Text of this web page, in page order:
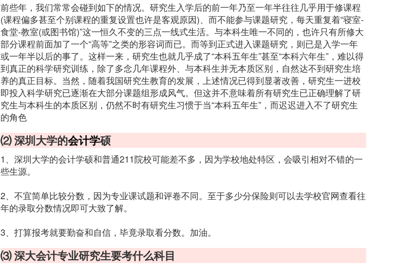
前些年，我们常常会碰到如下的情况。研究生入学后的前一年乃至一年半往往几乎用于修课程
(课程偏多甚至个别课程的重复设置也许是客观原因)、而不能参与课题研究，每天重复着“寝室-
食堂-教室(或图书馆)”这一恒久不变的三点一线式生活。与本科生唯一不同的，也许只有所修大
部分课程前面加了一个“高等”之类的形容词而已。而等到正式进入课题研究，则已是入学一年
或一年半以后的事了。这样一来，研究生也就几乎成了“本科五年生”甚至“本科六年生”，难以得
到真正的科学研究训练，除了多念几年课程外、与本科生并无本质区别，自然达不到研究生培
养的真正目标。当然，随着我国研究生教育的发展，上述情况已得到显著改善，研究生一进校
即投入科学研究已逐渐在大部分课题组形成风气。但这并不意味着所有研究生已正确理解了研
究生与本科生的本质区别，仍然不时有研究生习惯于当“本科五年生”，而迟迟进入不了研究生
的角色
⑵ 深圳大学的会计学硕
1、深圳大学的会计学硕和普通211院校可能差不多，因为学校地处特区，会吸引相对不错的一
些生源。
2、不宜简单比较分数，因为专业课试题和评卷不同。至于多少分保险则可以去学校官网查看往
年的录取分数情况即可大致了解。
3、打算报考就要勤奋和自信，毕竟录取看分数。加油。
⑶ 深大会计专业研究生要考什么科目